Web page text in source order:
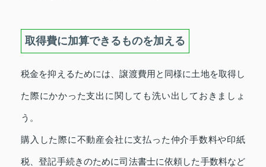
取得費に加算できるものを加える
税金を抑えるためには、譲渡費用と同様に土地を取得し
た際にかかった支出に関しても洗い出しておきましょ
う。
購入した際に不動産会社に支払った仲介手数料や印紙
税、登記手続きのために司法書士に依頼した手数料など